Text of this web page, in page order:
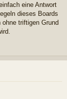
eine Antwort
dieses Boards
triftigen Grund